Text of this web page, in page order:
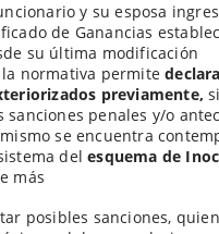
y su esposa
de Ganancias
su última modificación
normativa permite
previamente,
sanciones penales y/o
se encuentra
delesquema de
más
posibles sanciones,